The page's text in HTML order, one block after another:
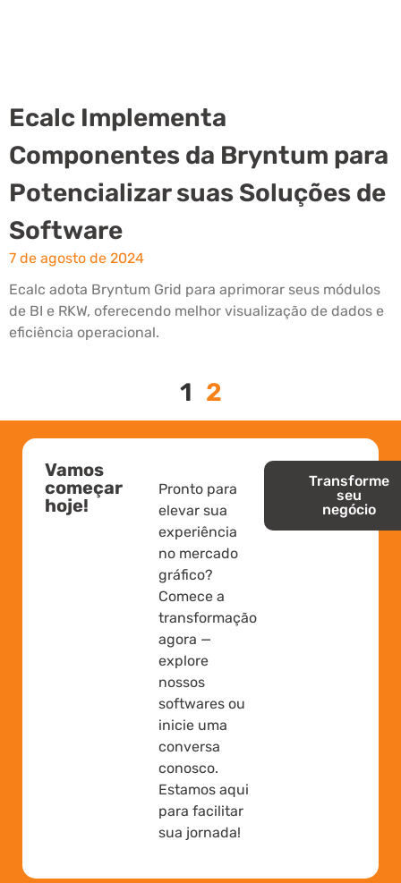
Ecalc Implementa
Componentes da Bryntum para
Potencializar suas Soluções de
Software
7 de agosto de 2024
Ecalc adota Bryntum Grid para aprimorar seus módulos
de BI e RKW, oferecendo melhor visualização de dados e
eficiência operacional.
1 2
Vamos
começar
hoje!
Pronto para
elevar sua
experiência
no mercado
gráfico?
Comece a
transformação
agora —
explore
nossos
softwares ou
inicie uma
conversa
conosco.
Estamos aqui
para facilitar
sua jornada!
Transforme
seu
negócio